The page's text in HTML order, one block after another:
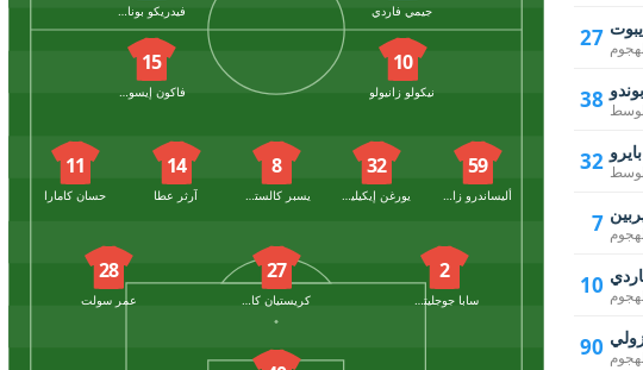
جيمي فاردي فيدريكو بونازولي
10
نيكولو زانيولو
15
فاكون إيسوف بافو
59
أليساندرو زانولي
32
يورغن إيكيلينكامب
8
يسبر كالستروم
14
آرثر عطا
11
حسان كامارا
2
27
28
عمر سولت
27
38
32
7
10
90